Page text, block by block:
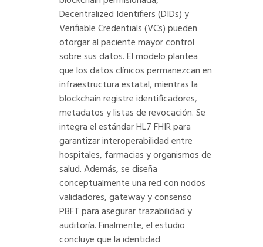
Decentralized Identifiers (DIDs) y
Verifiable Credentials (VCs) pueden
otorgar al paciente mayor control
sobre sus datos. El modelo plantea
que los datos clínicos permanezcan en
infraestructura estatal, mientras la
blockchain registre identificadores,
metadatos y listas de revocación. Se
integra el estándar HL7 FHIR para
garantizar interoperabilidad entre
hospitales, farmacias y organismos de
salud. Además, se diseña
conceptualmente una red con nodos
validadores, gateway y consenso
PBFT para asegurar trazabilidad y
auditoría. Finalmente, el estudio
concluye que la identidad